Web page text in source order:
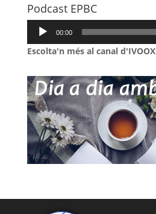
Podcast EPBC
Reproductor
d'àudio
00:00
Escolta'n més al canal d'IVOOX